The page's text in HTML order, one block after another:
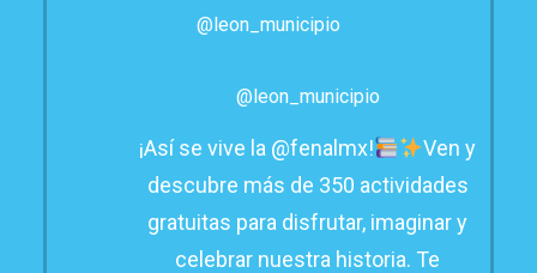
@leon_municipio
@leon_municipio
¡Así se vive la @fenalmx!
Ven y
descubre más de 350 actividades
gratuitas para disfrutar, imaginar y
celebrar nuestra historia. Te